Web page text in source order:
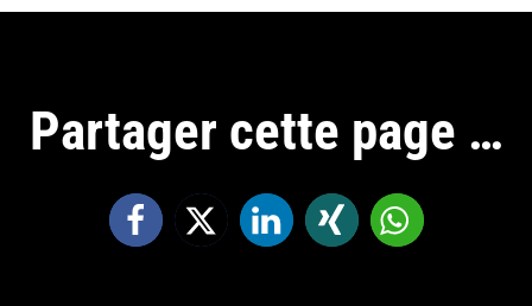
Partager cette page …